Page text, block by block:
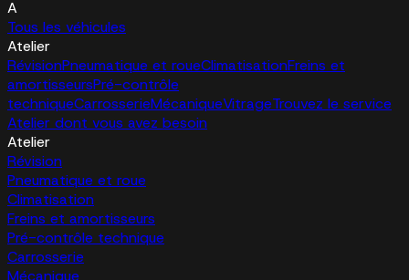
A
Tous les véhicules
Atelier
RévisionPneumatique et roueClimatisationFreins et
amortisseursPré-contrôle
techniqueCarrosserieMécaniqueVitrageTrouvez le service
Atelier dont vous avez besoin
Atelier
Révision
Pneumatique et roue
Climatisation
Freins et amortisseurs
Pré-contrôle technique
Carrosserie